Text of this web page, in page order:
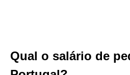
Qual o salário de